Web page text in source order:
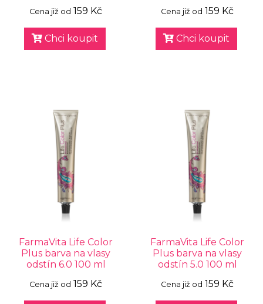
Cena již od 159 Kč
Chci koupit
Cena již od 159 Kč
Chci koupit
FarmaVita Life Color
Plus barva na vlasy
odstín 6.0 100 ml
Cena již od 159 Kč
FarmaVita Life Color
Plus barva na vlasy
odstín 5.0 100 ml
Cena již od 159 Kč